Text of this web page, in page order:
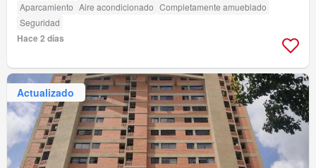
Aparcamiento Aire acondicionado Completamente amueblado
Seguridad
Hace 2 días
Actualizado